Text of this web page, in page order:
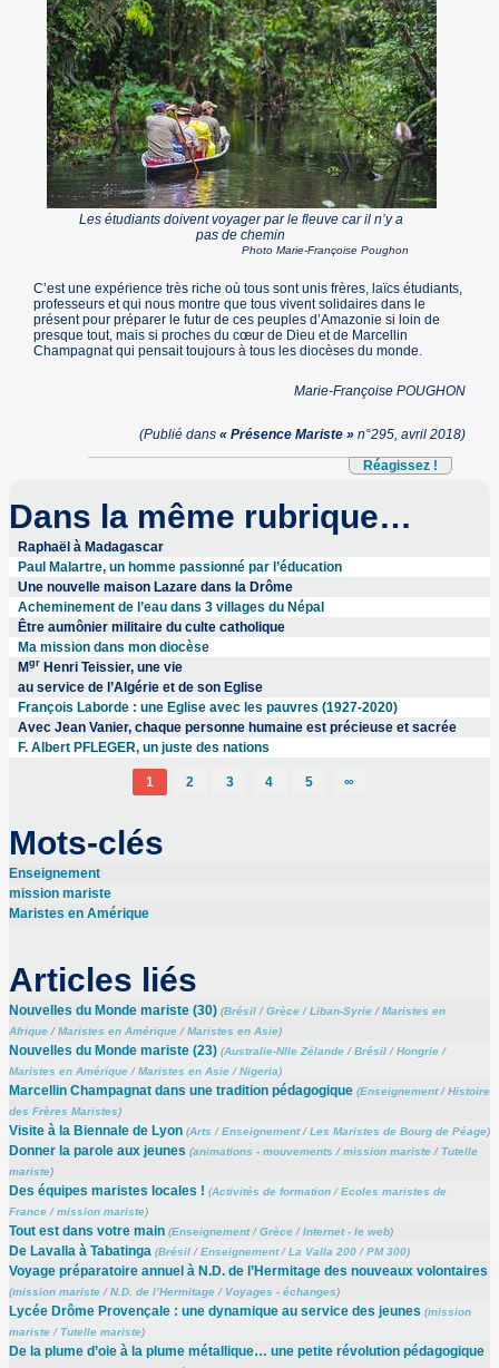
Les étudiants doivent voyager par le fleuve car il n’y a
pas de chemin
Photo Marie-Françoise Poughon
C’est une expérience très riche où tous sont unis frères, laïcs étudiants,
professeurs et qui nous montre que tous vivent solidaires dans le
présent pour préparer le futur de ces peuples d’Amazonie si loin de
presque tout, mais si proches du cœur de Dieu et de Marcellin
Champagnat qui pensait toujours à tous les diocèses du monde.
Marie-Françoise POUGHON
(Publié dans « Présence Mariste »n°295, avril 2018)
Réagissez !
Dans la même rubrique…
Raphaël à Madagascar
Paul Malartre, un homme passionné par l’éducation
Une nouvelle maison Lazare dans la Drôme
Acheminement de l’eau dans 3 villages du Népal
Être aumônier militaire du culte catholique
Ma mission dans mon diocèse
MgrHenri Teissier, une vie
au service de l’Algérie et de son Eglise
François Laborde : une Eglise avec les pauvres (1927-2020)
Avec Jean Vanier, chaque personne humaine est précieuse et sacrée
F. Albert PFLEGER, un juste des nations
1 2 3 4 5 ∞
Mots-clés
Enseignement
mission mariste
Maristes en Amérique
Articles liés
Nouvelles du Monde mariste (30) (Brésil/Grèce/Liban-Syrie/Maristes en
Afrique/Maristes en Amérique/Maristes en Asie)
Nouvelles du Monde mariste (23) (Australie-Nlle Zélande/Brésil/Hongrie/
Maristes en Amérique/Maristes en Asie/Nigeria)
Marcellin Champagnat dans une tradition pédagogique (Enseignement/Histoire
des Frères Maristes)
Visite à la Biennale de Lyon (Arts /Enseignement/Les Maristes de Bourg de Péage)
Donner la parole aux jeunes (animations - mouvements /mission mariste/ Tutelle
mariste)
Des équipes maristes locales ! (Activités de formation/Ecoles maristes de
France/mission mariste)
Tout est dans votre main (Enseignement/Grèce/Internet - le web)
De Lavalla à Tabatinga (Brésil/Enseignement/La Valla 200/PM 300)
Voyage préparatoire annuel à N.D. de l’Hermitage des nouveaux volontaires
(mission mariste/N.D. de l’Hermitage/ Voyages - échanges)
Lycée Drôme Provençale : une dynamique au service des jeunes (mission
mariste/ Tutelle mariste)
De la plume d’oie à la plume métallique… une petite révolution pédagogique